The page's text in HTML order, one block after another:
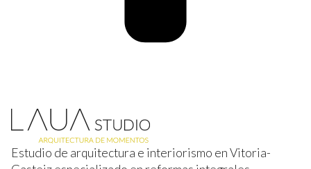
Estudio de arquitectura e interiorismo en Vitoria-